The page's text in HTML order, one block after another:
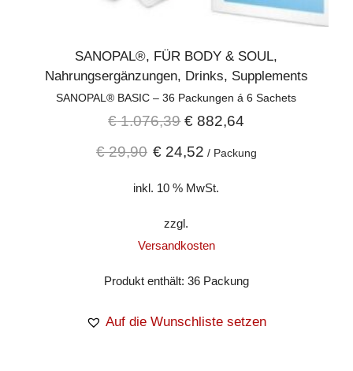
SANOPAL®, FÜR BODY & SOUL,
Nahrungsergänzungen, Drinks, Supplements
SANOPAL® BASIC – 36 Packungen á 6 Sachets
€1.076,39 € 882,64
€29,90 €24,52 / Packung
inkl. 10 % MwSt.
zzgl.
Versandkosten
Produkt enthält: 36 Packung
Auf die Wunschliste setzen